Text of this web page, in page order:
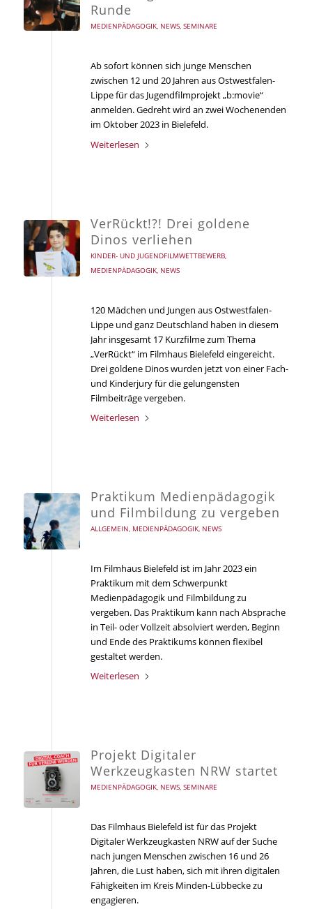
Runde
MEDIENPÄDAGOGIK, NEWS, SEMINARE
Ab sofort können sich junge Menschen
zwischen 12 und 20 Jahren aus Ostwestfalen-
Lippe für das Jugendfilmprojekt „b:movie“
anmelden. Gedreht wird an zwei Wochenenden
im Oktober 2023 in Bielefeld.
Weiterlesen
VerRückt!?! Drei goldene
Dinos verliehen
KINDER- UND JUGENDFILMWETTBEWERB,
MEDIENPÄDAGOGIK, NEWS
120 Mädchen und Jungen aus Ostwestfalen-
Lippe und ganz Deutschland haben in diesem
Jahr insgesamt 17 Kurzfilme zum Thema
„VerRückt“ im Filmhaus Bielefeld eingereicht.
Drei goldene Dinos wurden jetzt von einer Fach-
und Kinderjury für die gelungensten
Filmbeiträge vergeben.
Weiterlesen
Praktikum Medienpädagogik
und Filmbildung zu vergeben
ALLGEMEIN MEDIENPÄDAGOGIK, NEWS
Im Filmhaus Bielefeld ist im Jahr 2023 ein
Praktikum mit dem Schwerpunkt
Medienpädagogik und Filmbildung zu
vergeben. Das Praktikum kann nach Absprache
in Teil- oder Vollzeit absolviert werden, Beginn
und Ende des Praktikums können flexibel
gestaltet werden.
Weiterlesen
Projekt Digitaler
Werkzeugkasten NRW startet
MEDIENPÄDAGOGIK, NEWS, SEMINARE
Das Filmhaus Bielefeld ist für das Projekt
Digitaler Werkzeugkasten NRW auf der Suche
nach jungen Menschen zwischen 16 und 26
Jahren, die Lust haben, sich mit ihren digitalen
Fähigkeiten im Kreis Minden-Lübbecke zu
engagieren.